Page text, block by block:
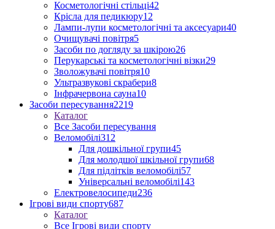
Косметологічні стільці42
Крісла для педикюру12
Лампи-лупи косметологічні та аксесуари40
Очищувачі повітря5
Засоби по догляду за шкірою26
Перукарські та косметологічні візки29
Зволожувачі повітря10
Ультразвукові скрабери8
Інфрачервона сауна10
Засоби пересування2219
Каталог
Все Засоби пересування
Веломобілі312
Для дошкільної групи45
Для молодшої шкільної групи68
Для підлітків веломобілі57
Універсальні веломобілі143
Електровелосипеди236
Ігрові види спорту687
Каталог
Все Ігрові види спорту